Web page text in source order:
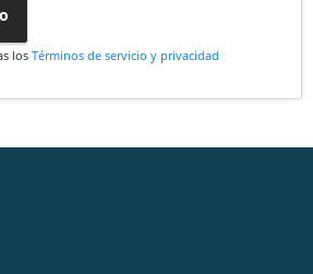
los Términos de servicio y privacidad